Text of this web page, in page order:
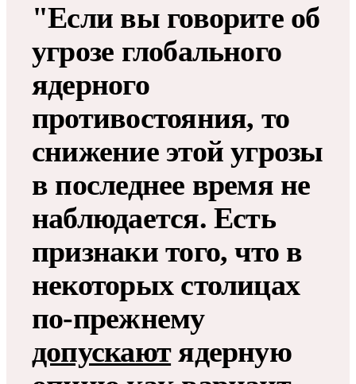
"Если вы говорите об
угрозе глобального
ядерного
противостояния, то
снижение этой угрозы
в последнее время не
наблюдается. Есть
признаки того, что в
некоторых столицах
по-прежнему
допускаютядерную